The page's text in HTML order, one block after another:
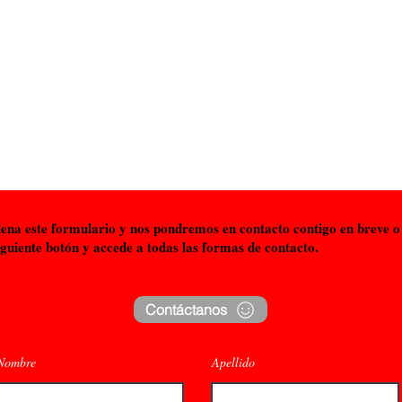
© 2023 para Exhibición de autos. Creado con
este formulario y nos pondremos en contacto contigo en breve
botón y accede a todas las formas de contacto.
Contáctanos
Apellido